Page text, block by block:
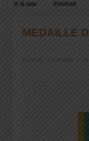
A la une Football
MEDAILLE
Écrit par : Christophe